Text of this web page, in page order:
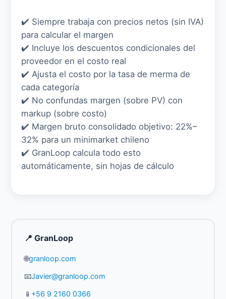
✔️ Siempre trabaja con precios netos (sin IVA)
para calcular el margen
✔️ Incluye los descuentos condicionales del
proveedor en el costo real
✔️ Ajusta el costo por la tasa de merma de
cada categoría
✔️ No confundas margen (sobre PV) con
markup (sobre costo)
✔️ Margen bruto consolidado objetivo: 22%–
32% para un minimarket chileno
✔️ GranLoop calcula todo esto
automáticamente, sin hojas de cálculo
📍 GranLoop
🌐granloop.com
📧Javier@granloop.com
📱 +56 9 2160 0366